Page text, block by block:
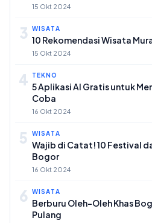
15 Okt 2024
3 WISATA
10 Rekomendasi Wisata
15 Okt 2024
4 TEKNO
5 Aplikasi AI Gratis untuk
Coba
16 Okt 2024
5 WISATA
Wajib di Catat! 10 Festival
Bogor
16 Okt 2024
6 WISATA
Berburu Oleh-Oleh Khas
Pulang